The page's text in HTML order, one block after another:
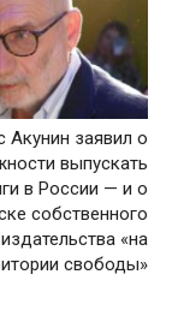
Акунин заявил о
выпускать
в России — и о
собственного
издательства «на
свободы»